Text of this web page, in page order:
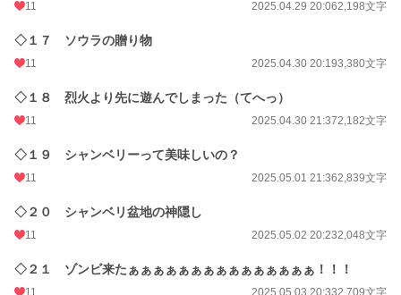
11 2025.04.29 20:062,198文字
◇１７ ソウラの贈り物
11 2025.04.30 20:193,380文字
◇１８ 烈火より先に遊んでしまった（てへっ）
11 2025.04.30 21:372,182文字
◇１９ シャンベリーって美味しいの？
11 2025.05.01 21:362,839文字
◇２０ シャンベリ盆地の神隠し
11 2025.05.02 20:232,048文字
◇２１ ゾンビ来たぁぁぁぁぁぁぁぁぁぁぁぁぁぁぁ！！！
11 2025.05.03 20:332,709文字